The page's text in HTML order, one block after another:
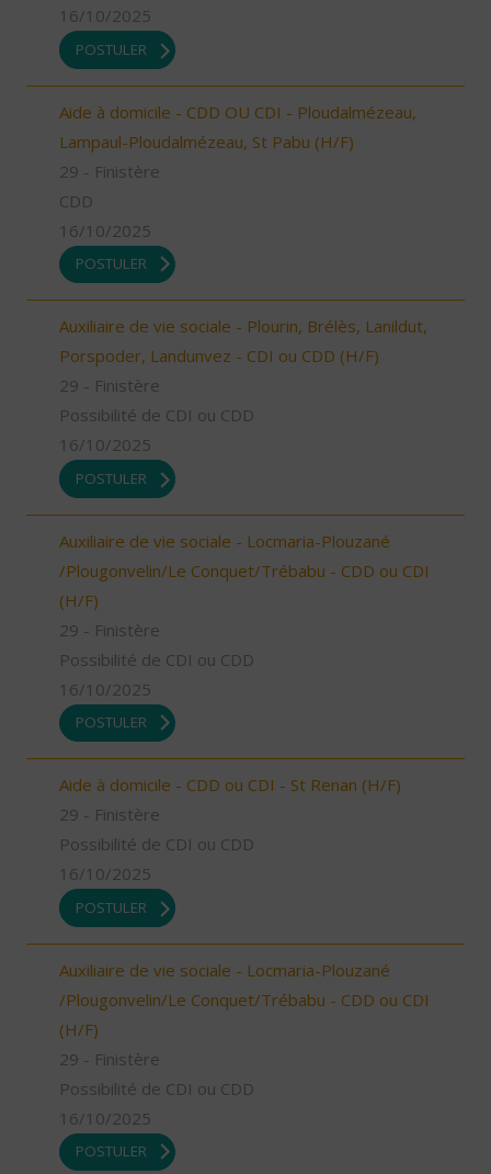
16/10/2025
POSTULER
Aide à domicile - CDD OU CDI - Ploudalmézeau,
Lampaul-Ploudalmézeau, St Pabu (H/F)
29 - Finistère
CDD
16/10/2025
POSTULER
Auxiliaire de vie sociale - Plourin, Brélès, Lanildut,
Porspoder, Landunvez - CDI ou CDD (H/F)
29 - Finistère
Possibilité de CDI ou CDD
16/10/2025
POSTULER
Auxiliaire de vie sociale - Locmaria-Plouzané
/Plougonvelin/Le Conquet/Trébabu - CDD ou CDI
(H/F)
29 - Finistère
Possibilité de CDI ou CDD
16/10/2025
POSTULER
Aide à domicile - CDD ou CDI - St Renan (H/F)
29 - Finistère
Possibilité de CDI ou CDD
16/10/2025
POSTULER
Auxiliaire de vie sociale - Locmaria-Plouzané
/Plougonvelin/Le Conquet/Trébabu - CDD ou CDI
(H/F)
29 - Finistère
Possibilité de CDI ou CDD
16/10/2025
POSTULER